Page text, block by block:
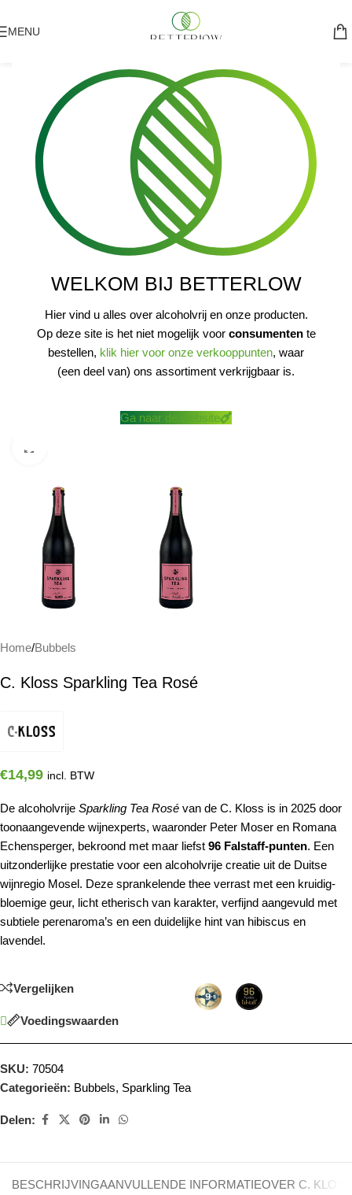
WELKOM BIJ BETTERLOW
Hier vind u alles over alcoholvrij en onze producten.
Op deze site is het niet mogelijk voor consumentente
bestellen, klik hier voor onze verkooppunten, waar
(een deel van) ons assortiment verkrijgbaar is.
Ga naar de website
MENU
Home/Bubbels
C. Kloss Sparkling Tea Rosé
€14,99 incl. BTW
De alcoholvrije Sparkling Tea Rosé van de C. Kloss is in 2025 door
toonaangevende wijnexperts, waaronder Peter Moser en Romana
Echensperger, bekroond met maar liefst 96 Falstaff-punten. Een
uitzonderlijke prestatie voor een alcoholvrije creatie uit de Duitse
wijnregio Mosel. Deze sprankelende thee verrast met een kruidig-
bloemige geur, licht etherisch van karakter, verfijnd aangevuld met
subtiele perenaroma’s en een duidelijke hint van hibiscus en
lavendel.
Vergelijken
Voedingswaarden
SKU: 70504
Categorieën: Bubbels, Sparkling Tea
Delen:
BESCHRIJVINGAANVULLENDE INFORMATIEOVER C. KLOSS